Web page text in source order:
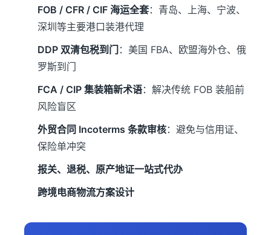
FOB / CFR / CIF 海运全套：青岛、上海、宁波、
深圳等主要港口装港代理
DDP 双清包税到门 ：美国 FBA、欧盟海外仓、俄
罗斯到门
FCA / CIP 集装箱新术语：解决传统 FOB 装船前
风险盲区
外贸合同 Incoterms 条款审核：避免与信用证、
保险单冲突
报关、退税、原产地证一站式代办
跨境电商物流方案设计